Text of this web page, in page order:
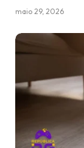
maio 29, 2026